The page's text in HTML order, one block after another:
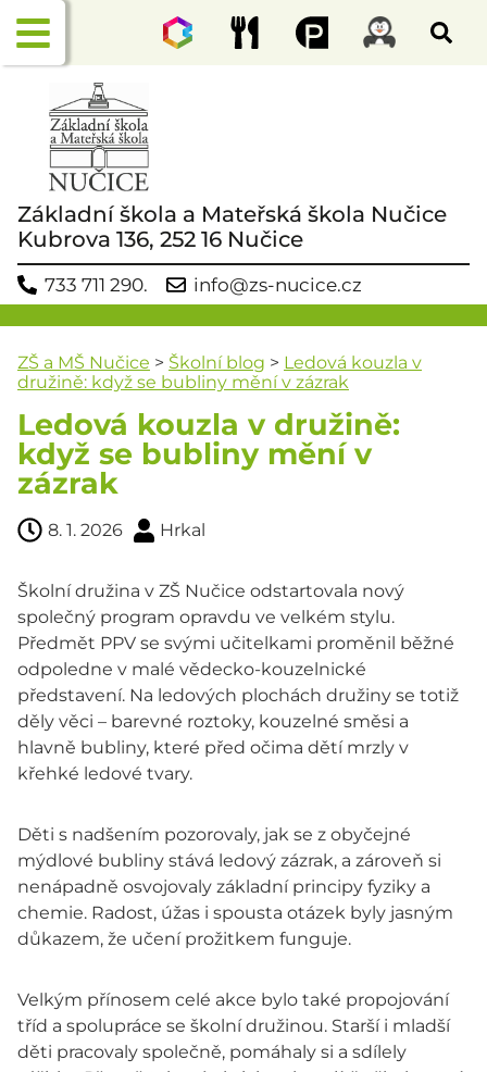
Základní škola a Mateřská škola Nučice
Kubrova 136, 252 16 Nučice
733 711 290. info@zs-nucice.cz
ZŠ a MŠ Nučice > Školní blog > Ledová kouzla v
družině: když se bubliny mění v zázrak
Ledová kouzla v družině:
když se bubliny mění v
zázrak
8. 1. 2026 Hrkal
Školní družina v ZŠ Nučice odstartovala nový
společný program opravdu ve velkém stylu.
Předmět PPV se svými učitelkami proměnil běžné
odpoledne v malé vědecko-kouzelnické
představení. Na ledových plochách družiny se totiž
děly věci – barevné roztoky, kouzelné směsi a
hlavně bubliny, které před očima dětí mrzly v
křehké ledové tvary.
Děti s nadšením pozorovaly, jak se z obyčejné
mýdlové bubliny stává ledový zázrak, a zároveň si
nenápadně osvojovaly základní principy fyziky a
chemie. Radost, úžas i spousta otázek byly jasným
důkazem, že učení prožitkem funguje.
Velkým přínosem celé akce bylo také propojování
tříd a spolupráce se školní družinou. Starší i mladší
děti pracovaly společně, pomáhaly si a sdílely